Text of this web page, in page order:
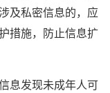
及私密信息的，应
措施，防止信息扩
息发现未成年人可